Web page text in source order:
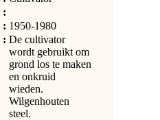
:
: 1950-1980
: De cultivator
wordt gebruikt om
grond los te maken
en onkruid
wieden.
Wilgenhouten
steel.